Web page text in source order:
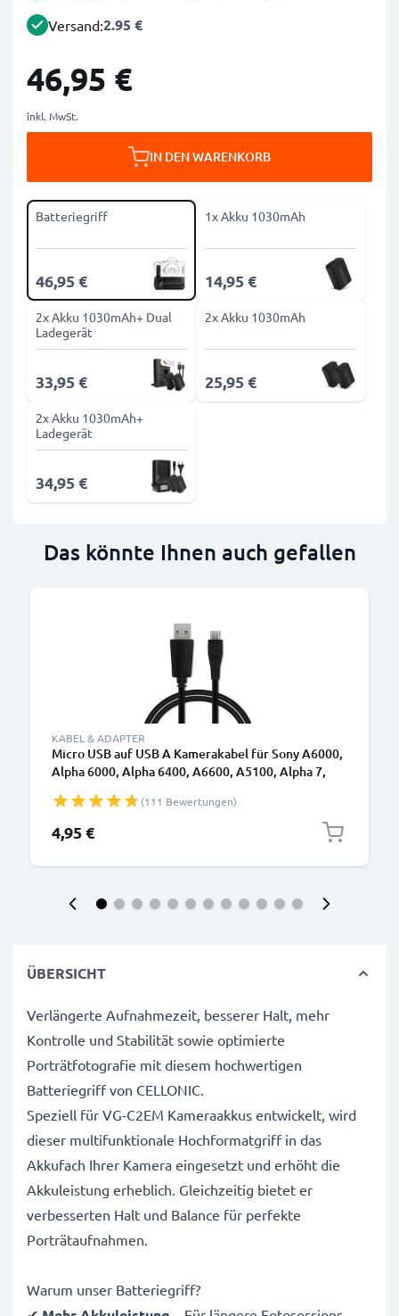
Versand:2.95 €
46,95 €
inkl. MwSt.
IN DEN WARENKORB
Batteriegriff
46,95 €
1x Akku 1030mAh
14,95 €
2x Akku 1030mAh+ Dual
Ladegerät
33,95 €
2x Akku 1030mAh
25,95 €
2x Akku 1030mAh+
Ladegerät
34,95 €
Das könnte Ihnen auch gefallen
KABEL & ADAPTER
Micro USB auf USB A Kamerakabel für Sony A6000,
Alpha 6000, Alpha 6400, A6600, A5100, Alpha 7,
Schnellladedatenkabel Sony VMC-MD4, schwarz,
PVC, 1m von CELLONIC
(111 Bewertungen)
4,95 €
ÜBERSICHT
Verlängerte Aufnahmezeit, besserer Halt, mehr
Kontrolle und Stabilität sowie optimierte
Porträtfotografie mit diesem hochwertigen
Batteriegriff von CELLONIC.
Speziell für VG-C2EM Kameraakkus entwickelt, wird
dieser multifunktionale Hochformatgriff in das
Akkufach Ihrer Kamera eingesetzt und erhöht die
Akkuleistung erheblich. Gleichzeitig bietet er
verbesserten Halt und Balance für perfekte
Porträtaufnahmen.
Warum unser Batteriegriff?